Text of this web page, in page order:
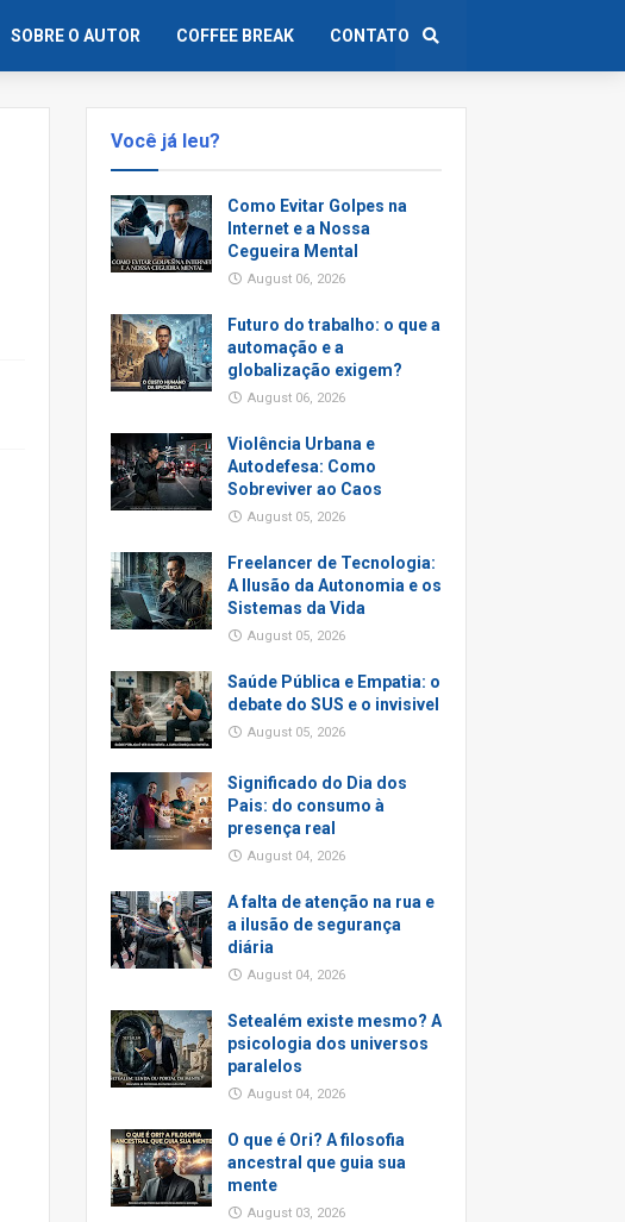
SOBRE O AUTOR COFFEE BREAK CONTATO
Você já leu?
Como Evitar Golpes na
Internet e a Nossa
Cegueira Mental
August 06, 2026
Futuro do trabalho: o que a
automação e a
globalização exigem?
August 06, 2026
Violência Urbana e
Autodefesa: Como
Sobreviver ao Caos
August 05, 2026
Freelancer de Tecnologia:
A Ilusão da Autonomia e os
Sistemas da Vida
August 05, 2026
Saúde Pública e Empatia: o
debate do SUS e o invisivel
August 05, 2026
Significado do Dia dos
Pais: do consumo à
presença real
August 04, 2026
A falta de atenção na rua e
a ilusão de segurança
diária
August 04, 2026
Setealém existe mesmo? A
psicologia dos universos
paralelos
August 04, 2026
O que é Ori? A filosofia
ancestral que guia sua
mente
August 03, 2026